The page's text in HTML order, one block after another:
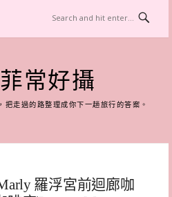
常好攝
把走過的路整理成你下一趟旅行的答案。
羅浮宮前迴廊咖